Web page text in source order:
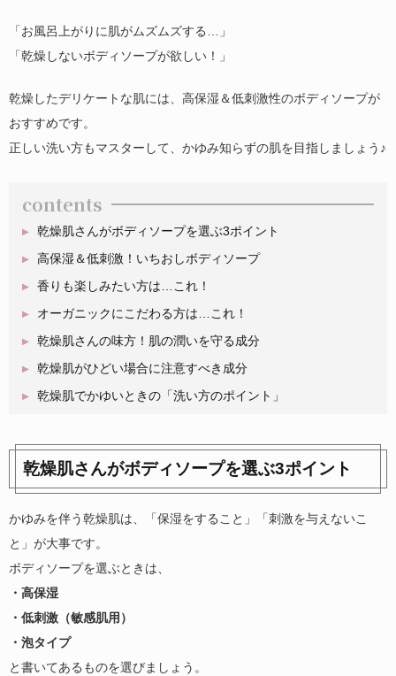
「お風呂上がりに肌がムズムズする…」
「乾燥しないボディソープが欲しい！」
乾燥したデリケートな肌には、高保湿＆低刺激性のボディソープが
おすすめです。
正しい洗い方もマスターして、かゆみ知らずの肌を目指しましょう♪
contents
乾燥肌さんがボディソープを選ぶ3ポイント
高保湿＆低刺激！いちおしボディソープ
香りも楽しみたい方は…これ！
オーガニックにこだわる方は…これ！
乾燥肌さんの味方！肌の潤いを守る成分
乾燥肌がひどい場合に注意すべき成分
乾燥肌でかゆいときの「洗い方のポイント」
乾燥肌さんがボディソープを選ぶ3ポイント
かゆみを伴う乾燥肌は、「保湿をすること」「刺激を与えないこ
と」が大事です。
ボディソープを選ぶときは、
・高保湿
・低刺激（敏感肌用）
・泡タイプ
と書いてあるものを選びましょう。